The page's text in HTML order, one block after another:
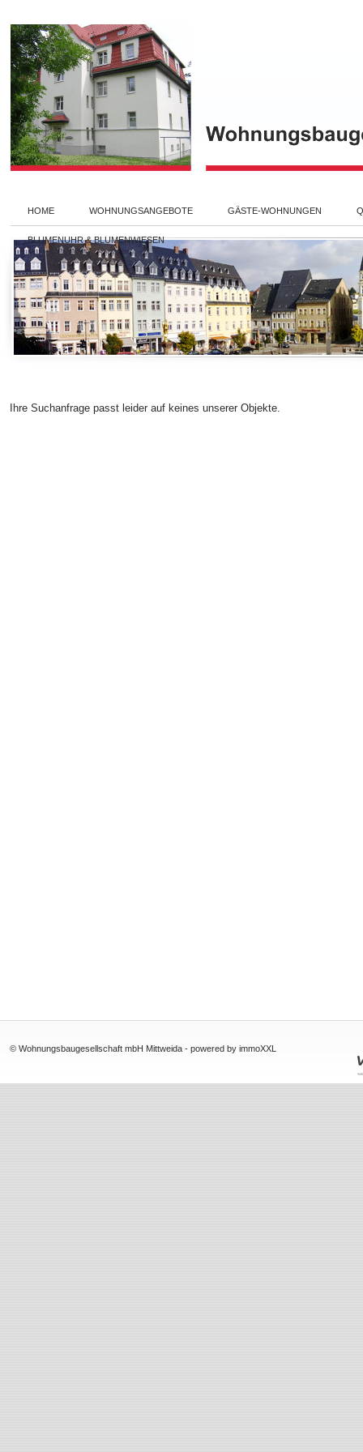
HOME WOHNUNGSANGEBOTE GÄSTE-WOHNUNGEN
BLUMENUHR & BLUMENWIESEN
Ihre Suchanfrage passt leider auf keines unserer Objekte.
© Wohnungsbaugesellschaft mbH Mittweida -powered by immoXXL